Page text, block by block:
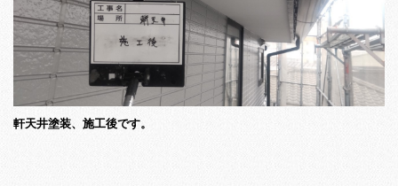
軒天井塗装、施工後です。